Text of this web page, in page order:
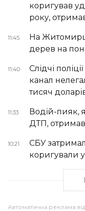
коригував
року,
11:45
На
дерев на
11:40
Слідчі
канал
тисяч
11:33
Водій-пияк,
ДТП, отримав
10:21
СБУ
коригували
Автоматична реклама